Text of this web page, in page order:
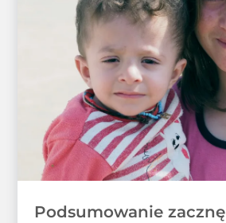
Podsumowanie zacznę